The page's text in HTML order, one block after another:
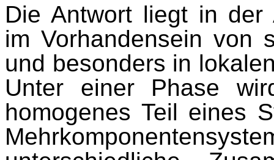
Die Antwort liegt in der
im Vorhandensein von
und besonders in
Unter einer Phase
homogenes Teil eines